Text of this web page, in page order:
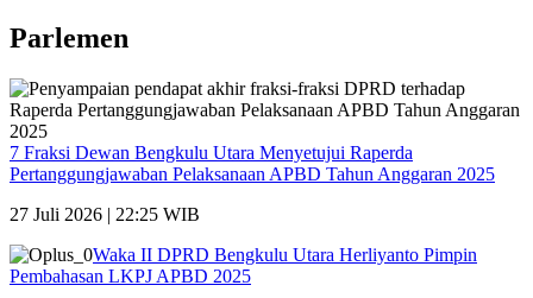
Parlemen
7 Fraksi Dewan Bengkulu Utara Menyetujui Raperda
Pertanggungjawaban Pelaksanaan APBD Tahun Anggaran 2025
27 Juli 2026 | 22:25 WIB
Waka II DPRD Bengkulu Utara Herliyanto Pimpin
Pembahasan LKPJ APBD 2025